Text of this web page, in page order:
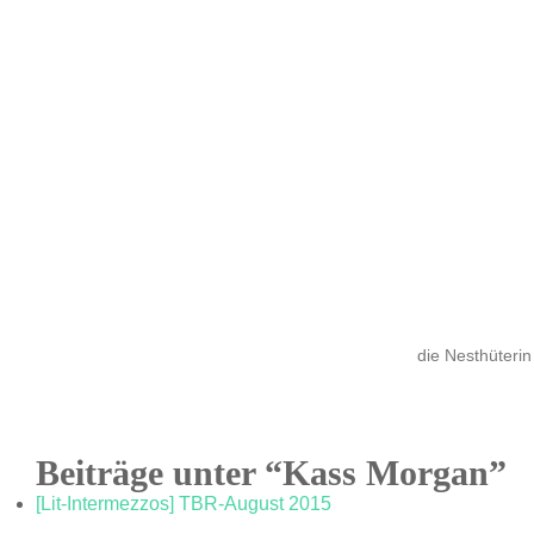
die Nesthüterin
Beiträge unter “Kass Morgan”
[Lit-Intermezzos] TBR-August 2015